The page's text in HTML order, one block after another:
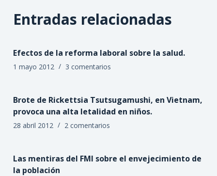
Entradas relacionadas
Efectos de la reforma laboral sobre la salud.
1 mayo 2012 3 comentarios
Brote de Rickettsia Tsutsugamushi, en Vietnam,
provoca una alta letalidad en niños.
28 abril 2012 2 comentarios
Las mentiras del FMI sobre el envejecimiento de
la población